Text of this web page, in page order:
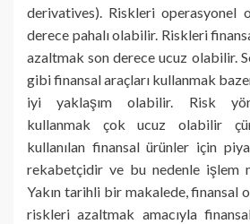
derivatives). Riskleri operasyonel
derece pahalı olabilir. Riskleri
azaltmak son derece ucuz olabilir.
gibi finansal araçları kullanmak
iyi yaklaşım olabilir. Risk
kullanmak çok ucuz olabilir
kullanılan finansal ürünler için
rekabetçidir ve bu nedenle işlem
Yakın tarihli bir makalede, finansal
riskleri azaltmak amacıyla